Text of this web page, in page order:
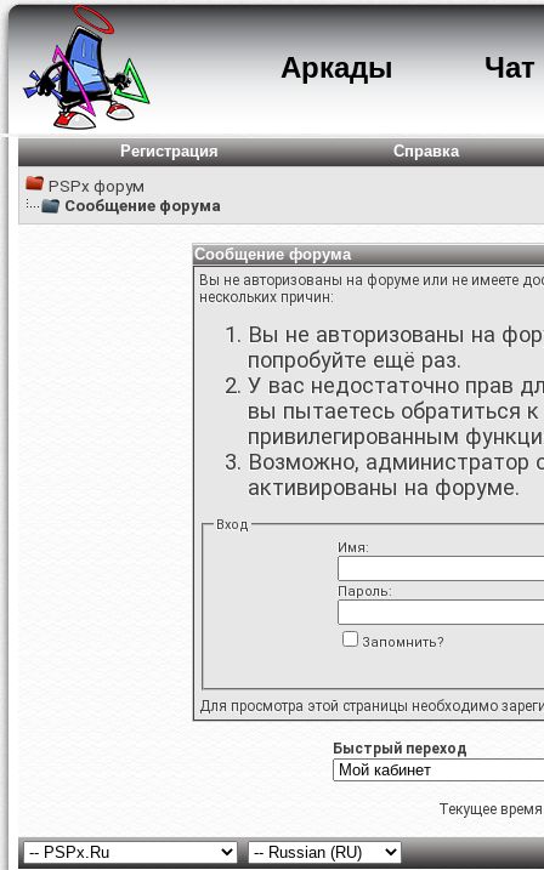
Аркады Чат
Регистрация
Справка
PSPx форум
Сообщение форума
Сообщение форума
Вы не авторизованы на форуме или не имеете
нескольких причин:
Вы не авторизованы на
попробуйте ещё раз.
У вас недостаточно прав
вы пытаетесь обратиться
привилегированным
Возможно, администратор
активированы на форуме.
Вход
Имя:
Пароль:
Запомнить?
Для просмотра этой страницы необходимо
Быстрый переход
Текущее